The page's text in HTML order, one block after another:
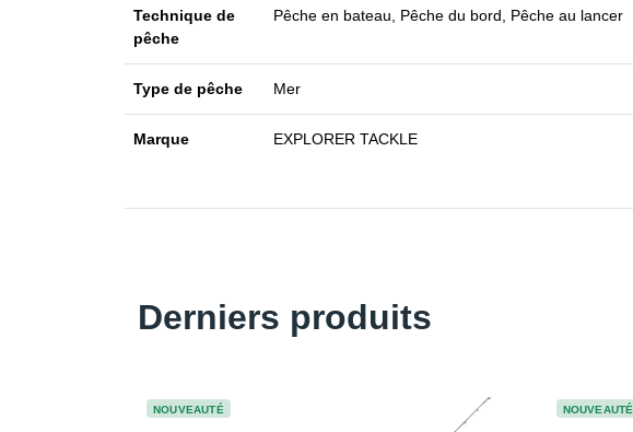
Technique de
pêche
Pêche en bateau, Pêche du bord, Pêche au lancer
Type de pêche Mer
Marque EXPLORER TACKLE
Derniers produits
NOUVEAUTÉ NOUVEAUTÉ